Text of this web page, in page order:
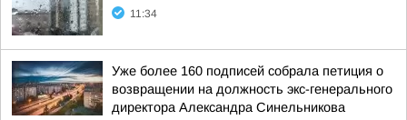
11:34
Уже более 160 подписей собрала петиция о
возвращении на должность экс-генерального
директора Александра Синельникова